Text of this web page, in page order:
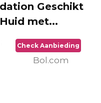
Geschikt
met...
Check Aanbieding
Bol.com